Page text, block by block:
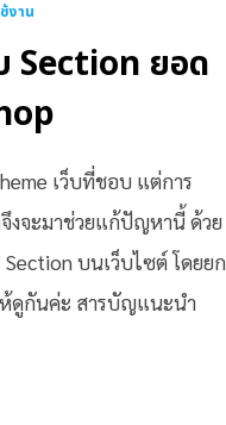
งาน
Section ยอด
เว็บที่ชอบ แต่การ
งจะมาช่วยแก้ปัญหานี้ ด้วย
บนเว็บไซต์ โดยยก
ห้ดูกันค่ะ สารบัญแนะนำ